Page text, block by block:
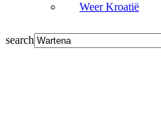
Weer Kroatië
search